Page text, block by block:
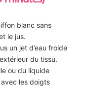
blanc sans
le jus.
un jet d’eau froide
du tissu.
ou du liquide
les doigts